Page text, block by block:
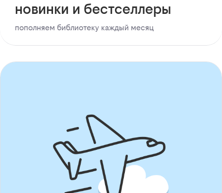
новинки и бестселлеры
пополняем библиотеку каждый месяц